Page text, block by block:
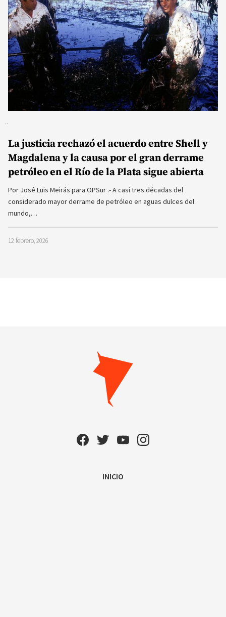
La justicia rechazó el acuerdo entre Shell y
Magdalena y la causa por el gran derrame
petróleo en el Río de la Plata sigue abierta
Por José Luis Meirás para OPSur .- A casi tres décadas del
considerado mayor derrame de petróleo en aguas dulces del
mundo,…
12 febrero, 2026
INICIO